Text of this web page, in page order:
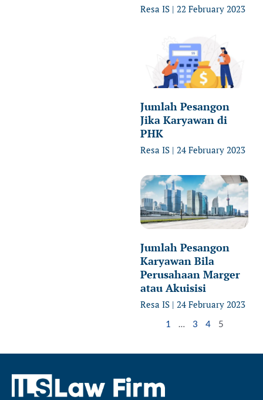
Resa IS 22 February 2023
Jumlah Pesangon
Jika Karyawan di
PHK
Resa IS 24 February 2023
Jumlah Pesangon
Karyawan Bila
Perusahaan Marger
atau Akuisisi
Resa IS 24 February 2023
1 3 4 5